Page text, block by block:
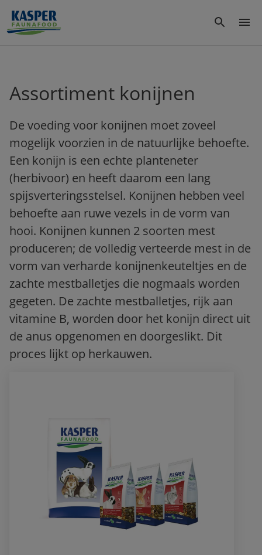
Assortiment konijnen
De voeding voor konijnen moet zoveel
mogelijk voorzien in de natuurlijke behoefte.
Een konijn is een echte planteneter
(herbivoor) en heeft daarom een lang
spijsverteringsstelsel. Konijnen hebben veel
behoefte aan ruwe vezels in de vorm van
hooi. Konijnen kunnen 2 soorten mest
produceren; de volledig verteerde mest in de
vorm van verharde konijnenkeuteltjes en de
zachte mestballetjes die nogmaals worden
gegeten. De zachte mestballetjes, rijk aan
vitamine B, worden door het konijn direct uit
de anus opgenomen en doorgeslikt. Dit
proces lijkt op herkauwen.